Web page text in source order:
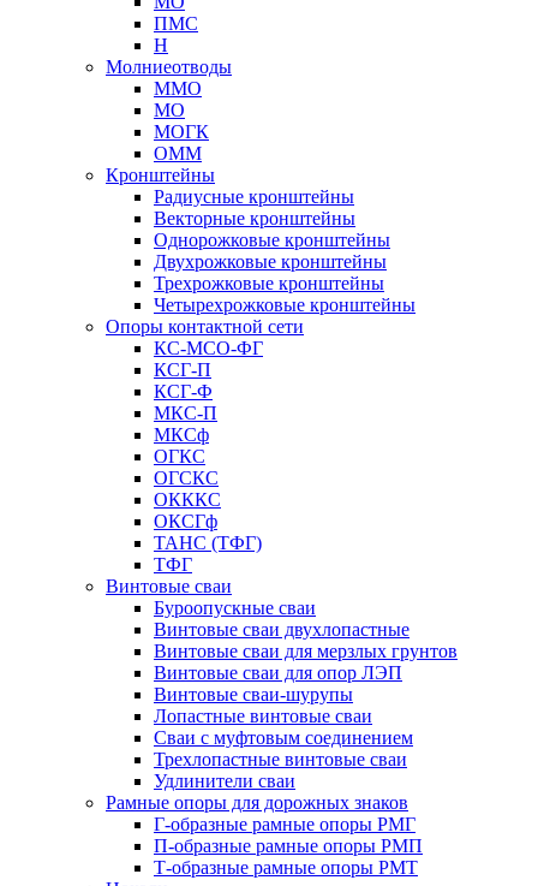
ПМС
Н
Молниеотводы
ММО
МО
МОГК
ОММ
Кронштейны
Радиусные кронштейны
Векторные кронштейны
Однорожковые кронштейны
Двухрожковые кронштейны
Трехрожковые кронштейны
Четырехрожковые кронштейны
Опоры контактной сети
КС-МСО-ФГ
КСГ-П
КСГ-Ф
МКС-П
МКСф
ОГКС
ОГСКС
ОКККС
ОКСГф
ТАНС (ТФГ)
ТФГ
Винтовые сваи
Буроопускные сваи
Винтовые сваи двухлопастные
Винтовые сваи для мерзлых грунтов
Винтовые сваи для опор ЛЭП
Винтовые сваи-шурупы
Лопастные винтовые сваи
Сваи с муфтовым соединением
Трехлопастные винтовые сваи
Удлинители сваи
Рамные опоры для дорожных знаков
Г-образные рамные опоры РМГ
П-образные рамные опоры РМП
Т-образные рамные опоры РМТ